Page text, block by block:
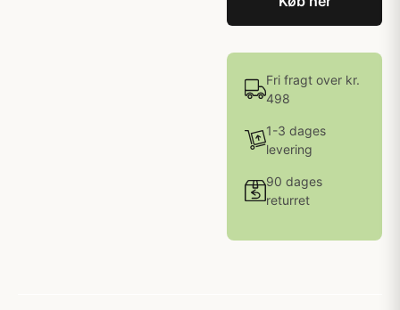
Fri fragt over kr.
498
1-3 dages
levering
90 dages
returret